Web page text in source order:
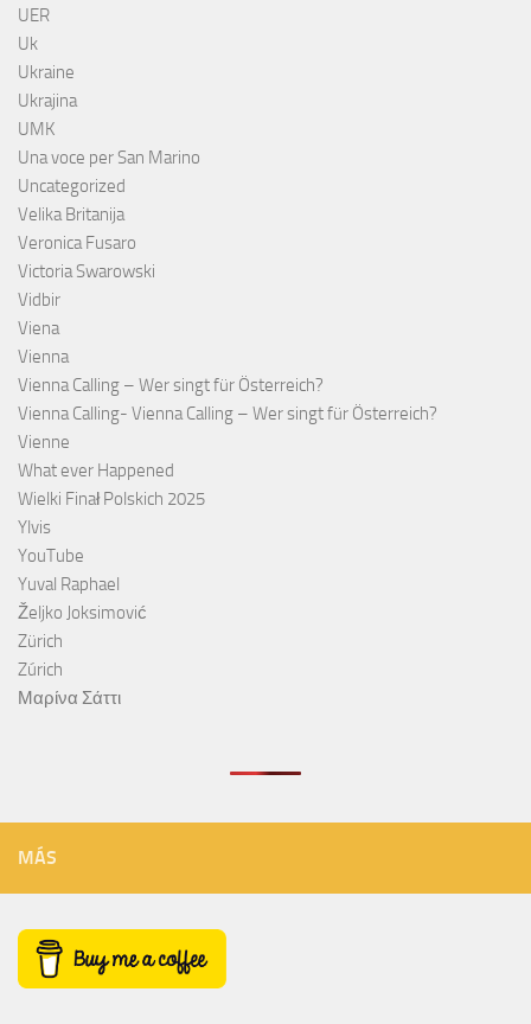
UER
Uk
Ukraine
Ukrajina
UMK
Una voce per San Marino
Uncategorized
Velika Britanija
Veronica Fusaro
Victoria Swarowski
Vidbir
Viena
Vienna
Vienna Calling – Wer singt für Österreich?
Vienna Calling- Vienna Calling – Wer singt für Österreich?
Vienne
What ever Happened
Wielki Finał Polskich 2025
Ylvis
YouTube
Yuval Raphael
Željko Joksimović
Zürich
Zúrich
Μαρίνα Σάττι
MÁS